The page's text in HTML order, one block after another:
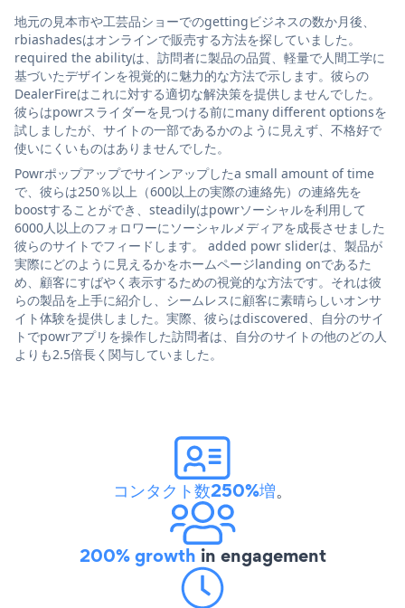
地元の見本市や工芸品ショーでのgettingビジネスの数か月後、
rbiashadesはオンラインで販売する方法を探していました。
required the abilityは、訪問者に製品の品質、軽量で人間工学に
基づいたデザインを視覚的に魅力的な方法で示します。彼らの
DealerFireはこれに対する適切な解決策を提供しませんでした。
彼らはpowrスライダーを見つける前にmany different optionsを
試しましたが、サイトの一部であるかのように見えず、不格好で
使いにくいものはありませんでした。
Powrポップアップでサインアップしたa small amount of time
で、彼らは250％以上（600以上の実際の連絡先）の連絡先を
boostすることができ、steadilyはpowrソーシャルを利用して
6000人以上のフォロワーにソーシャルメディアを成長させました
彼らのサイトでフィードします。 added powr sliderは、製品が
実際にどのように見えるかをホームページlanding onであるた
め、顧客にすばやく表示するための視覚的な方法です。それは彼
らの製品を上手に紹介し、シームレスに顧客に素晴らしいオンサ
イト体験を提供しました。実際、彼らはdiscovered、自分のサイ
トでpowrアプリを操作した訪問者は、自分のサイトの他のどの人
よりも2.5倍長く関与していました。
コンタクト数250%増。
200% growth in engagement